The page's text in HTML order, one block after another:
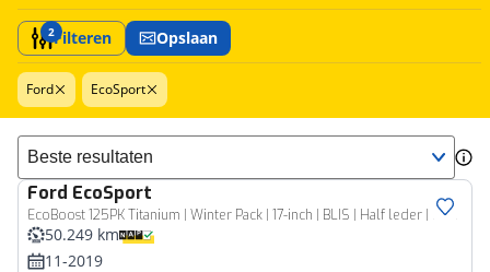
2Filteren Opslaan
Ford EcoSport
Sorteer resultaten
Ford EcoSport
EcoBoost 125PK Titanium | Winter Pack | 17-inch | BLIS | Half leder | Navi | Clima | B&O |
50.249 km
11-2019